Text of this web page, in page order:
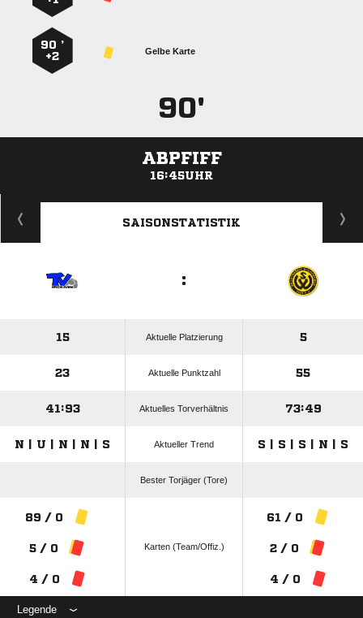
Gelbe Karte
90 ’
+2
90'
ABPFIFF
16:45UHR
ANZEIGE
SAISONSTATISTIK
:
15 Aktuelle Platzierung 5
23 Aktuelle Punktzahl 55
41:93 Aktuelles Torverhältnis 73:49
N | U | N | N | S Aktueller Trend S | S | S | N | S
Bester Torjäger (Tore)
89 / 0
5 / 0
4 / 0
Karten (Team/Offiz.)
61 / 0
2 / 0
4 / 0
Legende